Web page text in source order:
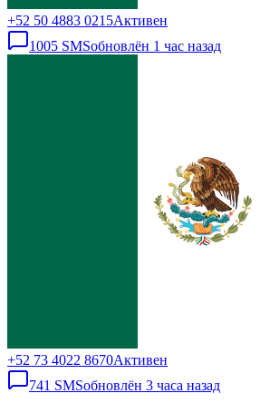
+52 50 4883 0215Активен
1005 SMSобновлён 1 час назад
+52 73 4022 8670Активен
741 SMSобновлён 3 часа назад